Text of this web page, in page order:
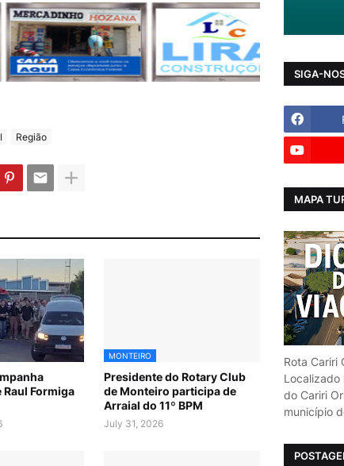
Região
Formiga
MONTEIRO
Presidente do Rotary Club
de Monteiro participa de
Arraial do 11º BPM
July 31, 2026
SIGA-
MAPA
Rota Cariri
Localizado
do Cariri
município